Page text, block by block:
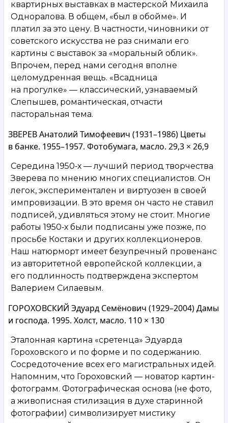
квартирных выставках в мастерской Михаила
Одноралова. В общем, «был в обойме». И
платил за это цену. В частности, чиновники от
советского искусства не раз снимали его
картины с выставок за «моральный облик».
Впрочем, перед нами сегодня вполне
целомудренная вещь. «Всадница
на прогулке» — классический, узнаваемый
Слепышев, романтическая, отчасти
пасторальная тема.
ЗВЕРЕВ Анатолий Тимофеевич (1931–1986) Цветы
в банке. 1955–1957. Фотобумага, масло. 29,3 × 26,9
Середина 1950‑х — лучший период творчества
Зверева по мнению многих специалистов. Он
легок, экспериментален и виртуозен в своей
импровизации. В это время он часто не ставил
подписей, удивляться этому не стоит. Многие
работы 1950‑х были подписаны уже позже, по
просьбе Костаки и других коллекционеров.
Наш натюрморт имеет безупречный провенанс
из авторитетной европейской коллекции, а
его подлинность подтверждена экспертом
Валерием Силаевым.
ГОРОХОВСКИЙ Эдуард Семёнович (1929–2004) Дамы
и господа. 1995. Холст, масло. 110 × 130
Эталонная картина «сретенца» Эдуарда
Гороховского и по форме и по содержанию.
Сосредоточение всех его магистральных идей.
Напомним, что Гороховский — новатор картин-
фотограмм. Фотографическая основа (не фото,
а живописная стилизация в духе старинной
фотографии) символизирует мистику